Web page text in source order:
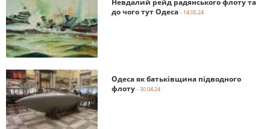
до чого тут Одеса - 14.05.24
Одеса як батьківщина підводного
флоту - 30.04.24